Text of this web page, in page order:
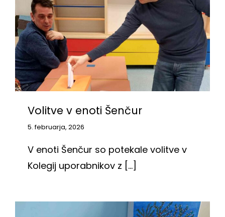
Volitve v enoti Šenčur
5. februarja, 2026
V enoti Šenčur so potekale volitve v
Kolegij uporabnikov z [...]